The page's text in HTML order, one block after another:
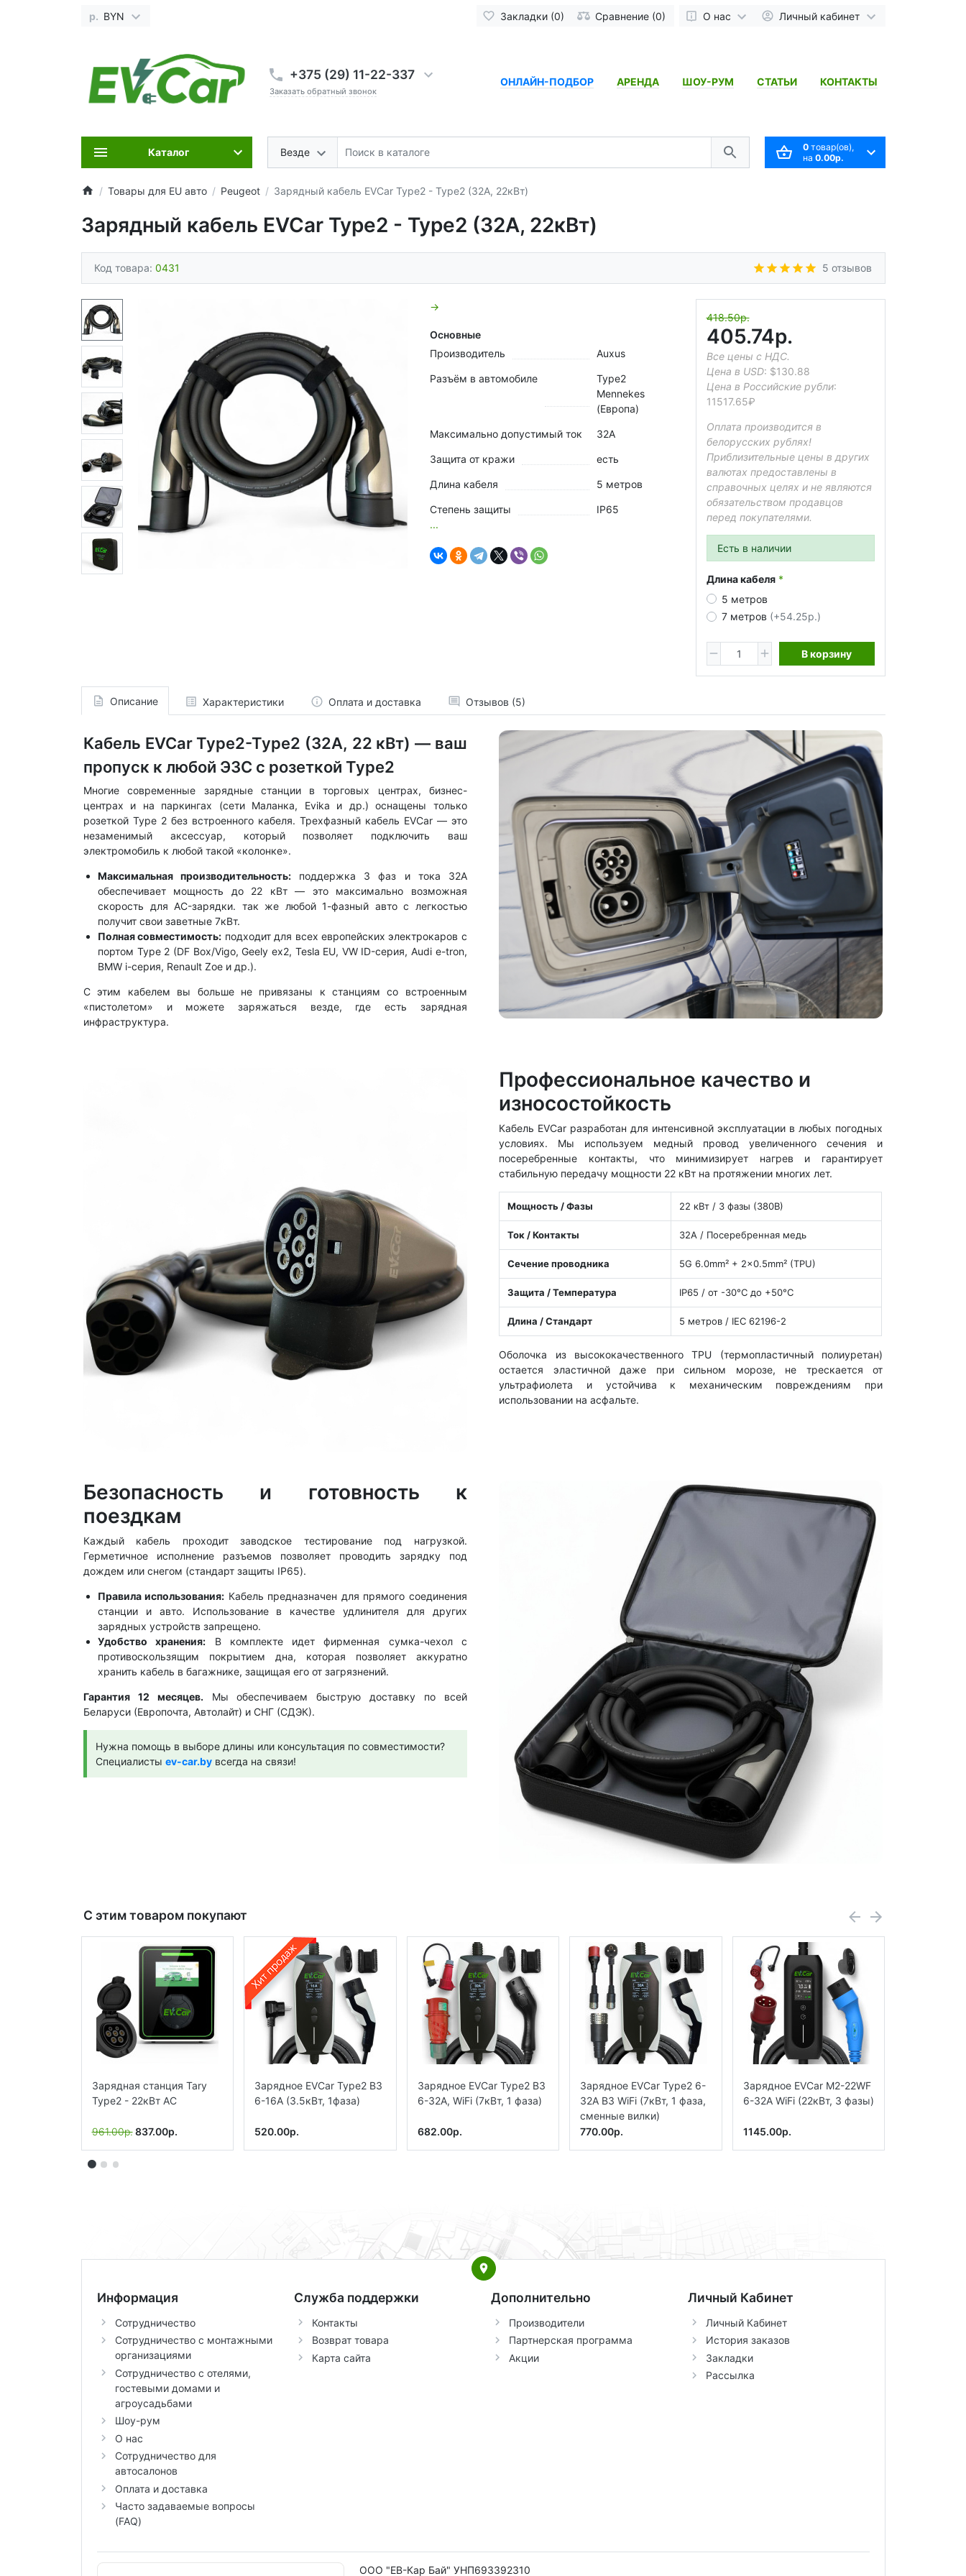
р. BYN Закладки (0) Сравнение (0) О нас Личный кабинет
+375 (29) 11-22-337
Заказать обратный звонок
Везде
ОНЛАЙН-ПОДБОР АРЕНДА ШОУ-РУМ СТАТЬИ КОНТАКТЫ
0товар(ов),
на 0.00р.
Каталог
Товары для EU авто Peugeot Зарядный кабель EVCar Type2 - Type2 (32A, 22кВт)
Зарядный кабель EVCar Type2 - Type2 (32A, 22кВт)
Код товара: 0431 5 отзывов
418.50р.
405.74р.
Все цены с НДС.
Цена в USD: $130.88
Цена в Российские рубли:
11517.65₽
Оплата производится в
белорусских рублях!
Приблизительные цены в других
валютах предоставлены в
справочных целях и не являются
обязательством продавцов
перед покупателями.
Есть в наличии
Длина кабеля
5 метров
7 метров (+54.25р.)
В корзину
→
Основные
Производитель
Auxus
Разъём в автомобиле
Type2
Mennekes
(Европа)
Максимально допустимый ток 32А
Защита от кражи есть
Длина кабеля 5 метров
Степень защиты
IP65
...
Описание Характеристики Оплата и доставка Отзывов (5)
Кабель EVCar Type2-Type2 (32А, 22 кВт) — ваш
пропуск к любой ЭЗС с розеткой Type2
Многие современные зарядные станции в торговых центрах, бизнес-
центрах и на паркингах (сети Маланка, Evika и др.) оснащены только
розеткой Type 2 без встроенного кабеля. Трехфазный кабель EVCar — это
незаменимый аксессуар, который позволяет подключить ваш
электромобиль к любой такой «колонке».
Максимальная производительность: поддержка 3 фаз и тока 32А
обеспечивает мощность до 22 кВт — это максимально возможная
скорость для AC-зарядки. так же любой 1-фазный авто с легкостью
получит свои заветные 7кВт.
Полная совместимость: подходит для всех европейских электрокаров с
портом Type 2 (DF Box/Vigo, Geely ex2, Tesla EU, VW ID-серия, Audi e-tron,
BMW i-серия, Renault Zoe и др.).
С этим кабелем вы больше не привязаны к станциям со встроенным
«пистолетом» и можете заряжаться везде, где есть зарядная
инфраструктура.
Профессиональное качество и
износостойкость
Кабель EVCar разработан для интенсивной эксплуатации в любых погодных
условиях. Мы используем медный провод увеличенного сечения и
посеребренные контакты, что минимизирует нагрев и гарантирует
стабильную передачу мощности 22 кВт на протяжении многих лет.
Мощность / Фазы 22 кВт / 3 фазы (380В)
Ток / Контакты 32А / Посеребренная медь
Сечение проводника 5G 6.0mm² + 2x0.5mm² (TPU)
Защита / Температура IP65 / от -30°C до +50°C
Длина / Стандарт 5 метров / IEC 62196-2
Оболочка из высококачественного TPU (термопластичный полиуретан)
остается эластичной даже при сильном морозе, не трескается от
ультрафиолета и устойчива к механическим повреждениям при
использовании на асфальте.
Безопасность и готовность к
поездкам
Каждый кабель проходит заводское тестирование под нагрузкой.
Герметичное исполнение разъемов позволяет проводить зарядку под
дождем или снегом (стандарт защиты IP65).
Правила использования: Кабель предназначен для прямого соединения
станции и авто. Использование в качестве удлинителя для других
зарядных устройств запрещено.
Удобство хранения: В комплекте идет фирменная сумка-чехол с
противоскользящим покрытием дна, которая позволяет аккуратно
хранить кабель в багажнике, защищая его от загрязнений.
Гарантия 12 месяцев. Мы обеспечиваем быструю доставку по всей
Беларуси (Европочта, Автолайт) и СНГ (СДЭК).
Нужна помощь в выборе длины или консультация по совместимости?
Специалисты ev-car.by всегда на связи!
С этим товаром покупают
Зарядная станция Tary
Type2 - 22кВт АС
961.00р. 837.00р.
Зарядное EVCar Type2 B3
6-16A (3.5кВт, 1фаза)
520.00р.
Зарядное EVCar Type2 B3
6-32A, WiFi (7кВт, 1 фаза)
682.00р.
Зарядное EVCar Type2 6-
32A B3 WiFi (7кВт, 1 фаза,
сменные вилки)
770.00р.
Зарядное EVCar M2-22WF
6-32A WiFi (22кВт, 3 фазы)
1145.00р.
Информация
Сотрудничество
Сотрудничество с монтажными
организациями
Сотрудничество с отелями,
гостевыми домами и
агроусадьбами
Шоу-рум
О нас
Сотрудничество для
автосалонов
Оплата и доставка
Часто задаваемые вопросы
(FAQ)
Служба поддержки
Контакты
Возврат товара
Карта сайта
Дополнительно
Производители
Партнерская программа
Акции
Личный Кабинет
Личный Кабинет
История заказов
Закладки
Рассылка
ООО "ЕВ-Кар Бай" УНП693392310